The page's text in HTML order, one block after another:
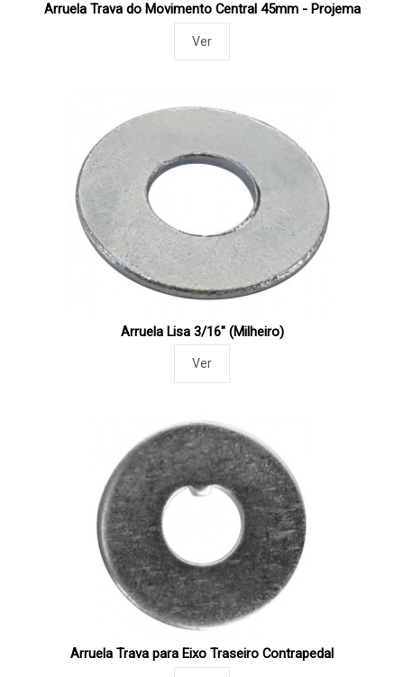
Arruela Trava do Movimento Central 45mm - Projema
Ver
Arruela Lisa 3/16" (Milheiro)
Ver
Arruela Trava para Eixo Traseiro Contrapedal